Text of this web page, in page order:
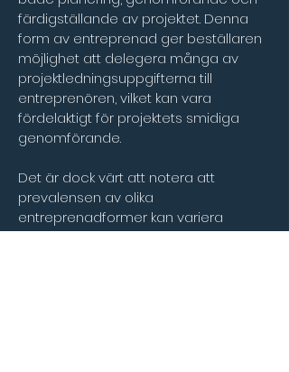
färdigställande av projektet. Denna
form av entreprenad ger beställaren
möjlighet att delegera många av
projektledningsuppgifterna till
entreprenören, vilket kan vara
fördelaktigt för projektets smidiga
genomförande.
Det är dock värt att notera att
prevalensen av olika
entreprenadformer kan variera
beroende på faktorer som region,